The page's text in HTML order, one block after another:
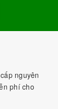
nguyên
phí cho